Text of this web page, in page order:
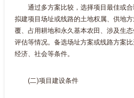
通过多方案比较，选择项目最佳或
拟建项目场址或线路的土地权属、供地
覆、占用耕地和永久基本农田、涉及生
评估等情况。备选场址方案或线路方案比
经济、社会等条件。
(二)项目建设条件